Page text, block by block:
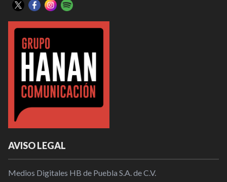
AVISO LEGAL
Medios Digitales HB de Puebla S.A. de C.V.